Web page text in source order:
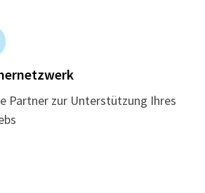
Partner zur Unterstützung Ihres